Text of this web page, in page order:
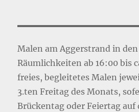
Malen am Aggerstrand in
Räumlichkeiten ab 16:00 bis
freies, begleitetes Malen
3.ten Freitag des Monats,
Brückentag oder Feiertag